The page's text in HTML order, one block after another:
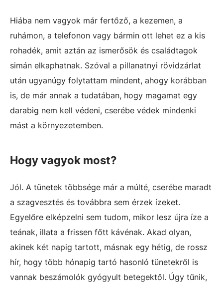
Hiába nem vagyok már fertőző, a kezemen, a
ruhámon, a telefonon vagy bármin ott lehet ez a kis
rohadék, amit aztán az ismerősök és családtagok
simán elkaphatnak. Szóval a pillanatnyi rövidzárlat
után ugyanúgy folytattam mindent, ahogy korábban
is, de már annak a tudatában, hogy magamat egy
darabig nem kell védeni, cserébe védek mindenki
mást a környezetemben.
Hogy vagyok most?
Jól. A tünetek többsége már a múlté, cserébe maradt
a szagvesztés és továbbra sem érzek ízeket.
Egyelőre elképzelni sem tudom, mikor lesz újra íze a
teának, illata a frissen főtt kávénak. Akad olyan,
akinek két napig tartott, másnak egy hétig, de rossz
hír, hogy több hónapig tartó hasonló tünetekről is
vannak beszámolók gyógyult betegektől. Úgy tűnik,